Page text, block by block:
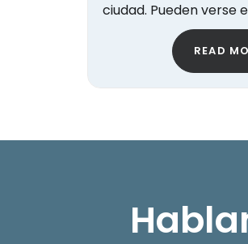
ciudad. Pueden verse
READ